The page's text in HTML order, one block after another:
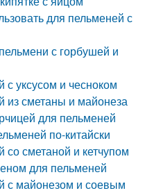
для пельменей с
с горбушей и
уксусом и чесноком
из сметаны и майонеза
для пельменей
по-китайски
сметаной и кетчупом
для пельменей
с майонезом и соевым